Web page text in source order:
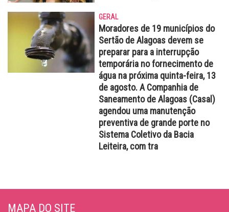
GERAL
Moradores de 19 municípios do
Sertão de Alagoas devem se
preparar para a interrupção
temporária no fornecimento de
água na próxima quinta-feira, 13
de agosto. A Companhia de
Saneamento de Alagoas (Casal)
agendou uma manutenção
preventiva de grande porte no
Sistema Coletivo da Bacia
Leiteira, com tra
MAPA DO SITE